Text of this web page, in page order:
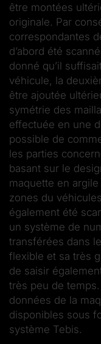
être montées
originale. Par
correspondantes
d’abord été
donné qu’il
véhicule, la
être ajoutée
symétrie des
effectuée en une
possible de
les parties
basant sur le
maquette en
zones du
également été
un système de
transférées dans
flexible et sa très
de saisir
très peu de
données de la
disponibles sous
système Tebis.